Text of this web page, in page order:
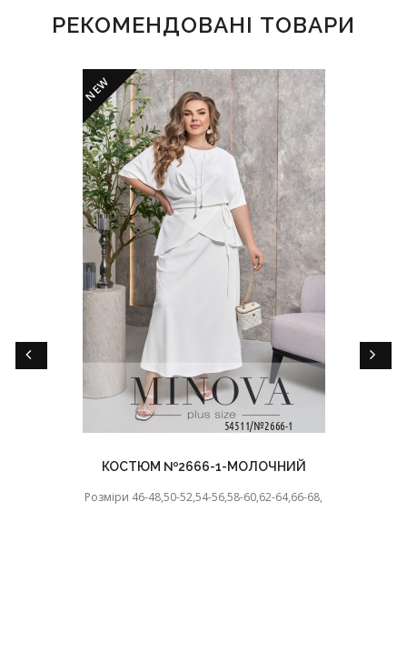
РЕКОМЕНДОВАНІ ТОВАРИ
NEW
КОСТЮМ №2666-1-МОЛОЧНИЙ
Розміри 46-48,50-52,54-56,58-60,62-64,66-68,